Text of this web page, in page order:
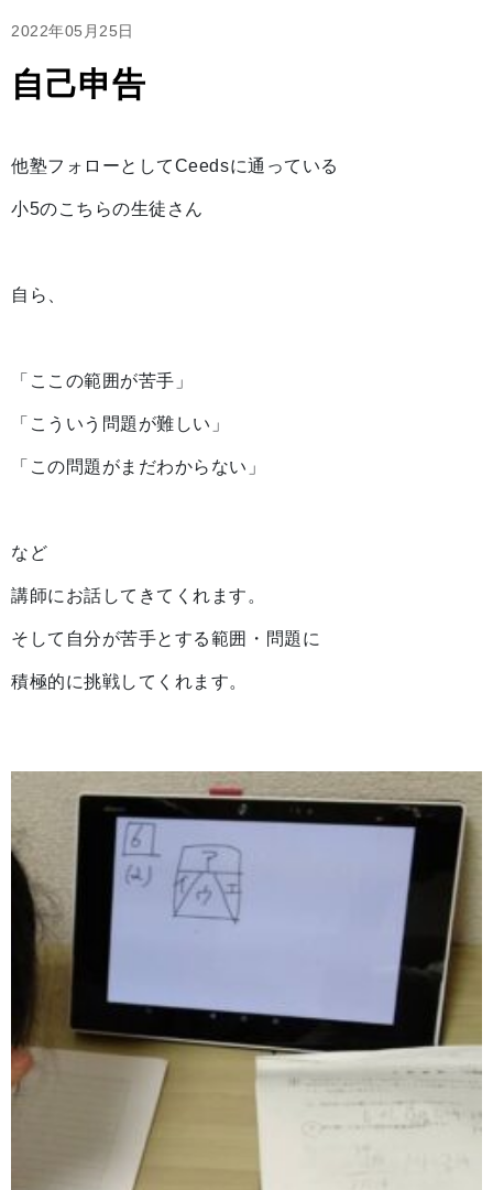
2022年05月25日
自己申告
他塾フォローとしてCeedsに通っている
小5のこちらの生徒さん
自ら、
「ここの範囲が苦手」
「こういう問題が難しい」
「この問題がまだわからない」
など
講師にお話してきてくれます。
そして自分が苦手とする範囲・問題に
積極的に挑戦してくれます。